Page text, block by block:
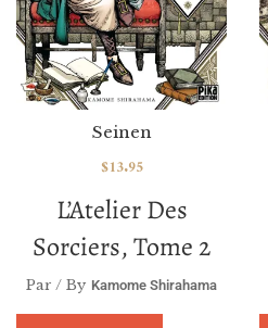
L’Atelier Des
Sorciers, Tome 2
Seinen
$13.95
Par / By Kamome Shirahama